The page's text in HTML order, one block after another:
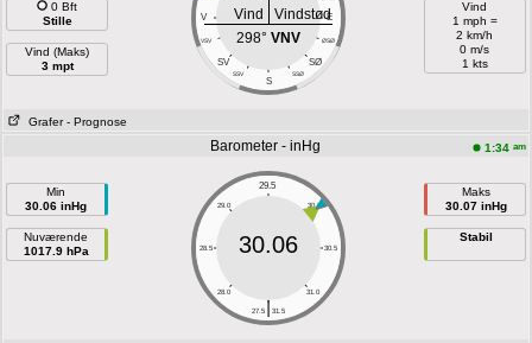
0 Bft
Stille
Vind (Maks)
3 mpt
V E
VSV ØSØ
SV SØ
SSV SSØ
S
Vind
Vindstød
298° VNV
Vind
1 mph =
2 km/h
0 m/s
1 kts
Grafer - Prognose
Barometer - inHg 1:34 am
Min
30.06 inHg
Nuværende
1017.9 hPa
29.5
29.0 30.0
28.5 30.5
28.0 31.0
|
27.5 31.5
30.06
Maks
30.07 inHg
Stabil